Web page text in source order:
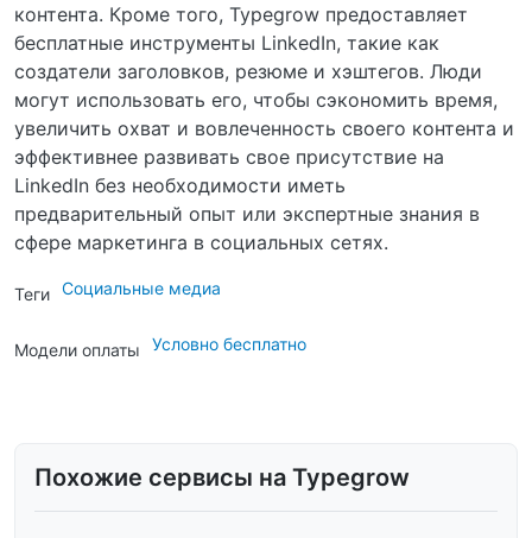
контента. Кроме того, Typegrow предоставляет
бесплатные инструменты LinkedIn, такие как
создатели заголовков, резюме и хэштегов. Люди
могут использовать его, чтобы сэкономить время,
увеличить охват и вовлеченность своего контента и
эффективнее развивать свое присутствие на
LinkedIn без необходимости иметь
предварительный опыт или экспертные знания в
сфере маркетинга в социальных сетях.
Теги Социальные медиа
Модели оплаты Условно бесплатно
Похожие сервисы на Typegrow